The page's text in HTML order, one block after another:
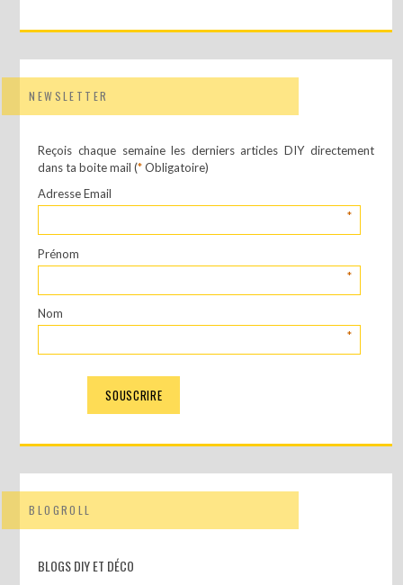
NEWSLETTER
Reçois chaque semaine les derniers articles DIY directement
dans ta boite mail (*Obligatoire)
Adresse Email
*
Prénom
*
Nom
*
BLOGROLL
BLOGS DIY ET DÉCO